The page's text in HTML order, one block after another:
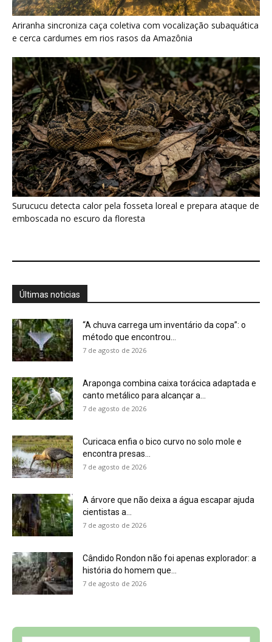
Surucucu detecta calor pela fosseta loreal e prepara ataque de
emboscada no escuro da floresta
Últimas noticias
“A chuva carrega um inventário da copa”: o
método que encontrou...
7 de agosto de 2026
Araponga combina caixa torácica adaptada e
canto metálico para alcançar a...
7 de agosto de 2026
A árvore que não deixa a água escapar ajuda
7 de agosto de 2026
7 de agosto de 2026